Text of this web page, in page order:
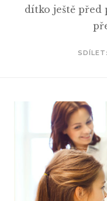
dítko ještě
SDÍLET: